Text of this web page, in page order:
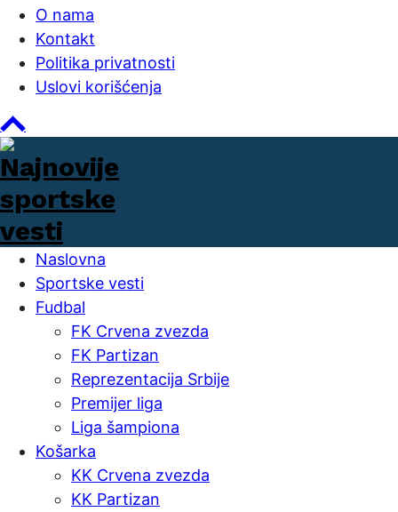
O nama
Kontakt
Politika privatnosti
Uslovi korišćenja
Naslovna
Sportske vesti
Fudbal
FK Crvena zvezda
FK Partizan
Reprezentacija Srbije
Premijer liga
Liga šampiona
Košarka
KK Crvena zvezda
KK Partizan